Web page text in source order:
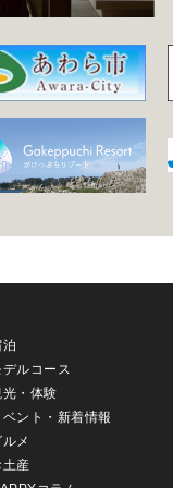
泊
デルコース
光・体験
ベント・新着情報
ルメ
土産